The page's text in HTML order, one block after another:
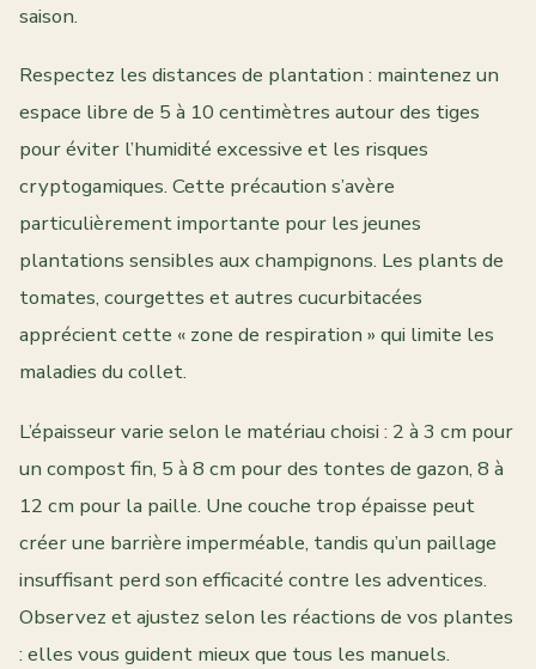
saison.
Respectez les distances de plantation : maintenez un
espace libre de 5 à 10 centimètres autour des tiges
pour éviter l’humidité excessive et les risques
cryptogamiques. Cette précaution s’avère
particulièrement importante pour les jeunes
plantations sensibles aux champignons. Les plants de
tomates, courgettes et autres cucurbitacées
apprécient cette « zone de respiration » qui limite les
maladies du collet.
L’épaisseur varie selon le matériau choisi : 2 à 3 cm pour
un compost fin, 5 à 8 cm pour des tontes de gazon, 8 à
12 cm pour la paille. Une couche trop épaisse peut
créer une barrière imperméable, tandis qu’un paillage
insuffisant perd son efficacité contre les adventices.
Observez et ajustez selon les réactions de vos plantes
: elles vous guident mieux que tous les manuels.